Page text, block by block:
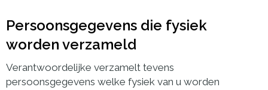
Persoonsgegevens die fysiek
worden verzameld
Verantwoordelijke verzamelt tevens
persoonsgegevens welke fysiek van u worden